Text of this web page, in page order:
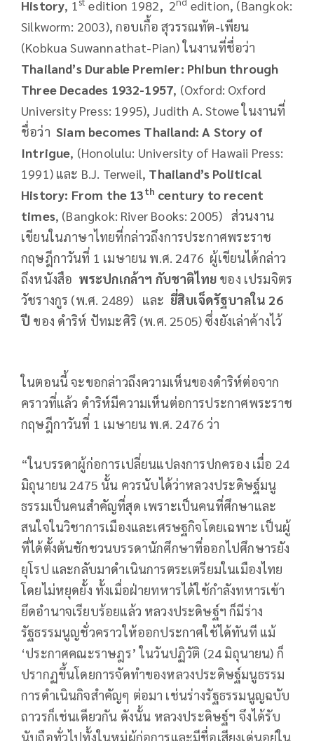
History, 1 edition 1982, 2
edition, (Bangkok:
Silkworm: 2003), กอบเกื้อ สุวรรณทัต-เพียน
(Kobkua Suwannathat-Pian) ในงานที่ชื่อว่า
Thailand’s Durable Premier: Phibun through
Three Decades 1932-1957, (Oxford: Oxford
University Press: 1995), Judith A. Stowe ในงานที่
ชื่อว่าSiam becomes Thailand: A Story of
Intrigue, (Honolulu: University of Hawaii Press:
1991) และ B.J. Terweil, Thailand’s Political
History: From the 13th century to recent
times, (Bangkok: River Books: 2005) ส่วนงาน
เขียนในภาษาไทยที่กล่าวถึงการประกาศพระราช
กฤษฎีกาวันที่ 1 เมษายน พ.ศ. 2476 ผู้เขียนได้กล่าว
ถึงหนังสือ พระปกเกล้าฯ กับชาติไทย ของ เปรมจิตร
วัชรางกูร (พ.ศ. 2489) และ ยี่สิบเจ็ดรัฐบาลใน 26
ปี ของ ดำริห์ ปัทมะศิริ (พ.ศ. 2505) ซึ่งยังเล่าค้างไว้
ในตอนนี้ จะขอกล่าวถึงความเห็นของดำริห์ต่อจาก
คราวที่แล้ว ดำริห์มีความเห็นต่อการประกาศพระราช
กฤษฎีกาวันที่ 1 เมษายน พ.ศ. 2476 ว่า
“ในบรรดาผู้ก่อการเปลี่ยนแปลงการปกครอง เมื่อ 24
มิถุนายน 2475 นั้น ควรนับได้ว่าหลวงประดิษฐ์มนู
ธรรมเป็นคนสำคัญที่สุด เพราะเป็นคนที่ศึกษาและ
สนใจในวิชาการเมืองและเศรษฐกิจโดยเฉพาะ เป็นผู้
ที่ได้ตั้งต้นชักชวนบรรดานักศึกษาที่ออกไปศึกษารยัง
ยุโรป และกลับมาดำเนินการตระเตรียมในเมืองไทย
โดยไม่หยุดยั้ง ทั้งเมื่อฝ่ายทหารได้ใช้กำลังทหารเข้า
ยึดอำนาจเรียบร้อยแล้ว หลวงประดิษฐ์ฯ ก็มีร่าง
รัฐธรรมนูญชั่วคราวให้ออกประกาศใช้ได้ทันที แม้
‘ประกาศคณะราษฎร’ ในวันปฏิวัติ (24 มิถุนายน) ก็
ปรากฏขึ้นโดยการจัดทำของหลวงประดิษฐ์มนูธรรม
การดำเนินกิจสำคัญๆ ต่อมา เช่นร่างรัฐธรรมนูญฉบับ
ถาวรก็เช่นเดียวกัน ดังนั้น หลวงประดิษฐ์ฯ จึงได้รับ
นับถือทั่วไปทั้งในหมู่ผู้ก่อการและมีชื่อเสียงเด่นอยู่ใน